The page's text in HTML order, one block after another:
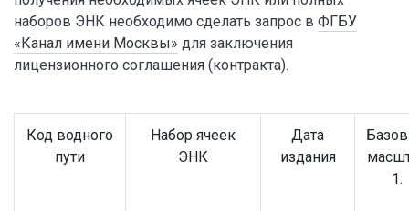
наборов ЭНК необходимо сделать запрос в ФГБУ
«Канал имени Москвы» для заключения
лицензионного соглашения (контракта).
Код водного
пути
Набор ячеек
ЭНК
Дата
издания
1: